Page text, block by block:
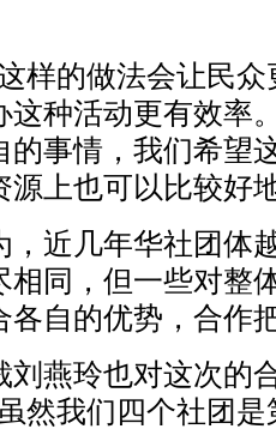
的做法会让民众
这种活动更有效率
的事情，我们希望
源上也可以比较好
近几年华社团体
相同，但一些对整
各自的优势，合作
燕玲也对这次的
然我们四个社团